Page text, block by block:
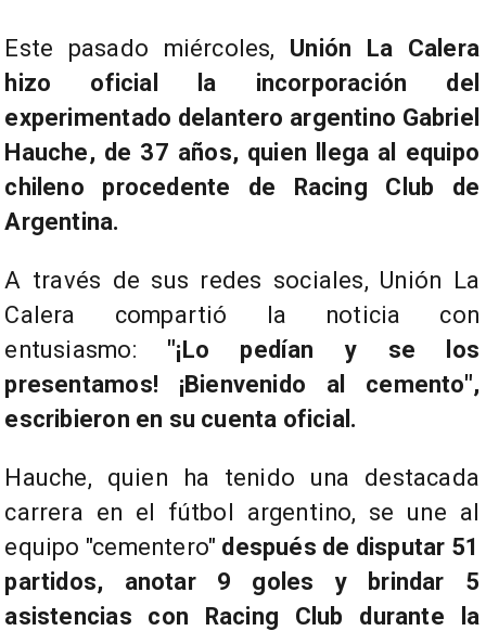
Este pasado miércoles, Unión La Calera
hizo oficial la incorporación del
experimentado delantero argentino Gabriel
Hauche, de 37 años, quien llega al equipo
chileno procedente de Racing Club de
Argentina.
A través de sus redes sociales, Unión La
Calera compartió la noticia con
entusiasmo: "¡Lo pedían y se los
presentamos! ¡Bienvenido al cemento",
escribieron en su cuenta oficial.
Hauche, quien ha tenido una destacada
carrera en el fútbol argentino, se une al
equipo "cementero" después de disputar 51
partidos, anotar 9 goles y brindar 5
asistencias con Racing Club durante la